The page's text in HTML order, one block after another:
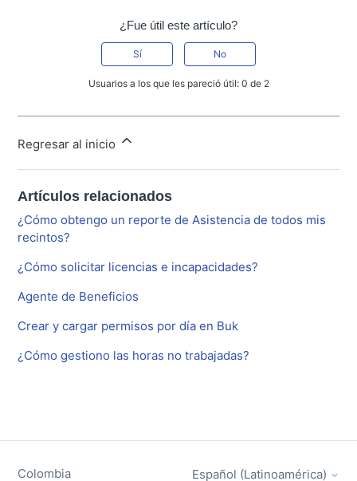
¿Fue útil este artículo?
Sí No
Usuarios a los que les pareció útil: 0 de 2
Regresar al inicio
Artículos relacionados
¿Cómo obtengo un reporte de Asistencia de todos mis
recintos?
¿Cómo solicitar licencias e incapacidades?
Agente de Beneficios
Crear y cargar permisos por día en Buk
¿Cómo gestiono las horas no trabajadas?
Colombia Español (Latinoamérica)